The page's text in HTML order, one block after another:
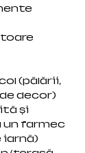
(pălării,
decor)
și
un farmec
iarnă)